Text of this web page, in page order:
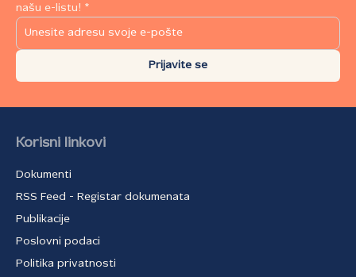
našu e-listu! *
Prijavite se
Korisni linkovi
Dokumenti
RSS Feed - Registar dokumenata
Publikacije
Poslovni podaci
Politika privatnosti